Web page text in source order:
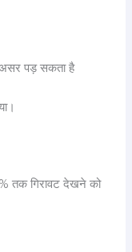
असर पड़ सकता है
तक गिरावट देखने को